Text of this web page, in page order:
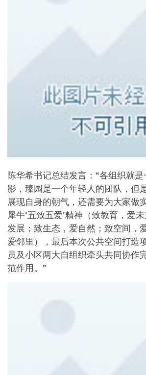
陈华希书记总结发言：“各组织就
影，臻园是一个年轻人的团队，但
展现自身的朝气，还需要为大家做
犀牛‘五致五爱’精神（致教育，爱
发展；致生态，爱自然；致空间，
爱邻里），最后本次公共空间打造
员及小区两大自组织牵头共同协作
范作用。”